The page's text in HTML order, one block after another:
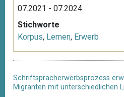
07.2021 - 07.2024
Stichworte
Korpus, Lernen, Erwerb
Schriftspracherwerbsprozess
Migranten mit unterschiedlichen